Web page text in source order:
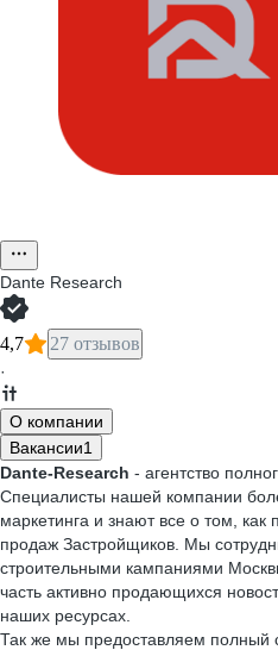
Dante Research
4,7 27 отзывов
·
О компании
Вакансии1
Dante-Research - агентство
Специалисты нашей компании
маркетинга и знают все о том, как
продаж Застройщиков. Мы
строительными кампаниями
часть активно продающихся
наших ресурсах.
Так же мы предоставляем полный